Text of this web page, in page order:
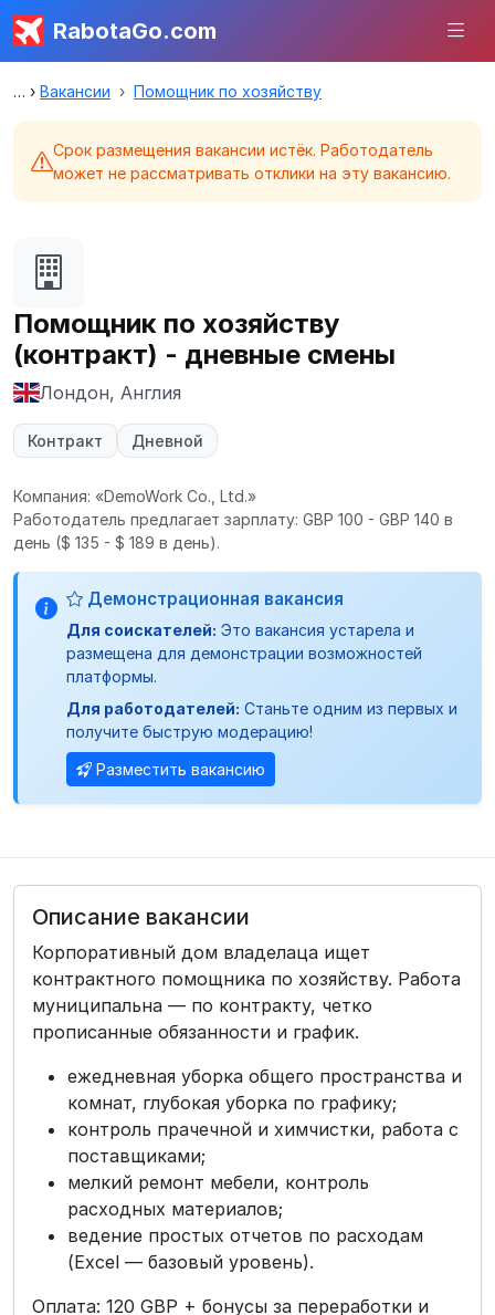
RabotaGo.com
Вакансии Помощник по хозяйству
Срок размещения вакансии истёк. Работодатель
может не рассматривать отклики на эту вакансию.
Помощник по хозяйству
(контракт) - дневные смены
Лондон, Англия
Контракт Дневной
Компания: «DemoWork Co., Ltd.»
Работодатель предлагает зарплату: GBP 100 - GBP 140 в
день ($ 135 - $ 189 в день).
Демонстрационная вакансия
Для соискателей: Это вакансия устарела и
размещена для демонстрации возможностей
платформы.
Для работодателей: Станьте одним из первых и
получите быструю модерацию!
Разместить вакансию
Описание вакансии
Корпоративный дом владелаца ищет
контрактного помощника по хозяйству. Работа
муниципальна — по контракту, четко
прописанные обязанности и график.
ежедневная уборка общего пространства и
комнат, глубокая уборка по графику;
контроль прачечной и химчистки, работа с
поставщиками;
мелкий ремонт мебели, контроль
расходных материалов;
ведение простых отчетов по расходам
(Excel — базовый уровень).
Оплата: 120 GBP + бонусы за переработки и